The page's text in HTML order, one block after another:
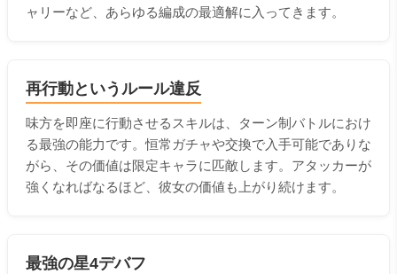
ャリーなど、あらゆる編成の最適解に入ってきます。
再行動というルール違反
味方を即座に行動させるスキルは、ターン制バトルにおけ
る最強の能力です。恒常ガチャや交換で入手可能でありな
がら、その価値は限定キャラに匹敵します。アタッカーが
強くなればなるほど、彼女の価値も上がり続けます。
最強の星4デバフ